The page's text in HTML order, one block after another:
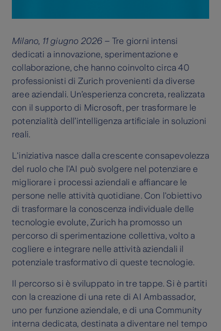
Milano, 11 giugno 2026 – Tre giorni intensi
dedicati a innovazione, sperimentazione e
collaborazione, che hanno coinvolto circa 40
professionisti di Zurich provenienti da diverse
aree aziendali. Un’esperienza concreta, realizzata
con il supporto di Microsoft, per trasformare le
potenzialità dell’intelligenza artificiale in soluzioni
reali.
L'iniziativa nasce dalla crescente consapevolezza
del ruolo che l'AI può svolgere nel potenziare e
migliorare i processi aziendali e affiancare le
persone nelle attività quotidiane. Con l'obiettivo
di trasformare la conoscenza individuale delle
tecnologie evolute, Zurich ha promosso un
percorso di sperimentazione collettiva, volto a
cogliere e integrare nelle attività aziendali il
potenziale trasformativo di queste tecnologie.
Il percorso si è sviluppato in tre tappe. Si è partiti
con la creazione di una rete di AI Ambassador,
uno per funzione aziendale, e di una Community
interna dedicata, destinata a diventare nel tempo